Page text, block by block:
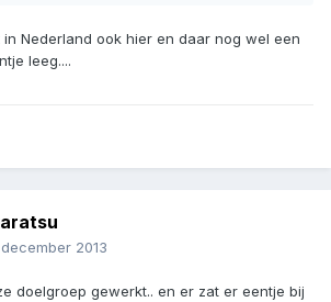
Nederland ook hier en daar nog wel een
leeg....
2013
doelgroep gewerkt.. en er zat er eentje bij